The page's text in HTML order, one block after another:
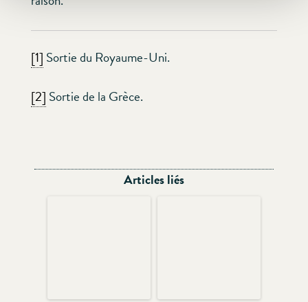
[1] Sortie du Royaume-Uni.
[2] Sortie de la Grèce.
Articles liés